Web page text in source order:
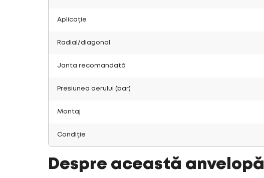
Aplicație
Radial/diagonal
Janta recomandată
Presiunea aerului (bar)
Montaj
Condiție
Despre această anvelopă